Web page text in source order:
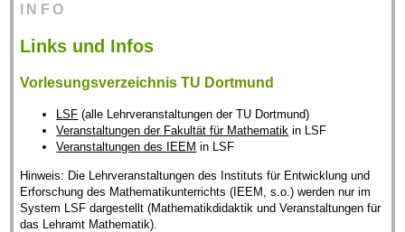
INFO
Links und Infos
Vorlesungsverzeichnis TU Dortmund
LSF (alle Lehrveranstaltungen der TU Dortmund)
Veranstaltungen der Fakultät für Mathematik in LSF
Veranstaltungen des IEEM in LSF
Hinweis: Die Lehrveranstaltungen des Instituts für Entwicklung und
Erforschung des Mathematikunterrichts (IEEM, s.o.) werden nur im
System LSF dargestellt (Mathematikdidaktik und Veranstaltungen für
das Lehramt Mathematik).